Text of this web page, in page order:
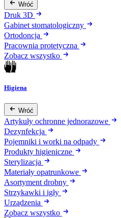
Wróć
Druk 3D
Gabinet stomatologiczny
Ortodoncja
Pracownia protetyczna
Zobacz wszystko
Higiena
Wróć
Artykuły ochronne jednorazowe
Dezynfekcja
Pojemniki i worki na odpady
Produkty higieniczne
Sterylizacja
Materiały opatrunkowe
Asortyment drobny
Strzykawki i igły
Urządzenia
Zobacz wszystko